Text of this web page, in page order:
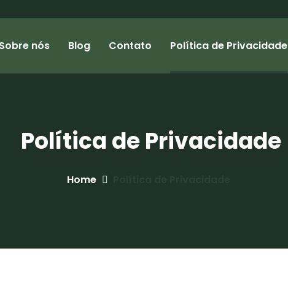
Sobre nós Blog Contato Política de Privacidade
Política de Privacidade
Home